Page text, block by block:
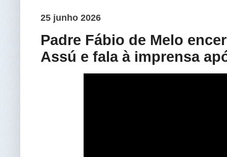
25 junho 2026
Padre Fábio de Melo
Assú e fala à imprensa